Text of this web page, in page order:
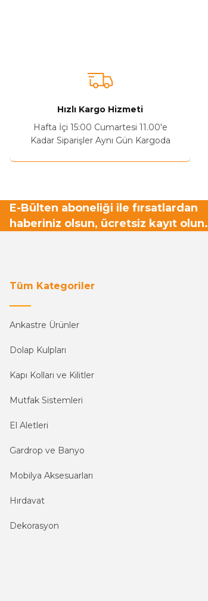
Ürün açıklamasında eksik bilgiler bulunuyor.
Bu ürüne benzer farklı alternatifler olmalı.
Hızlı Kargo Hizmeti
Hafta İçi 15:00 Cumartesi 11.00'e
Kadar Siparişler Aynı Gün Kargoda
E-Bülten aboneliği ile fırsatlardan
haberiniz olsun, ücretsiz kayıt olun.
Tüm Kategoriler
Ankastre Ürünler
Dolap Kulpları
Kapı Kolları ve Kilitler
Mutfak Sistemleri
El Aletleri
Gardrop ve Banyo
Mobilya Aksesuarları
Hırdavat
Dekorasyon